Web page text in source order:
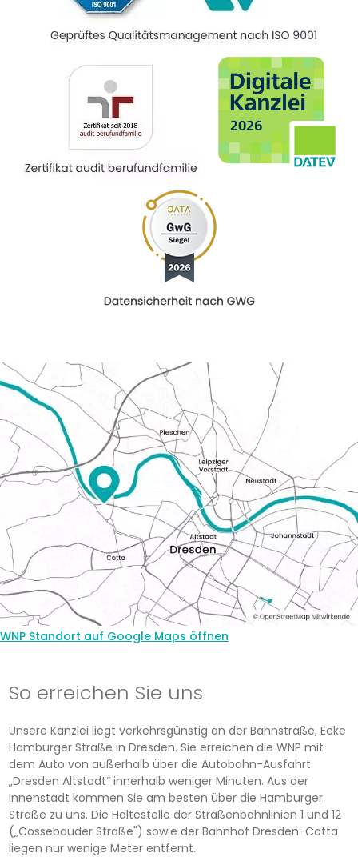
WNP Standort auf Google Maps öffnen
So erreichen Sie uns
Unsere Kanzlei liegt verkehrsgünstig an der Bahnstraße, Ecke
Hamburger Straße in Dresden. Sie erreichen die WNP mit
dem Auto von außerhalb über die Autobahn-Ausfahrt
„Dresden Altstadt“ innerhalb weniger Minuten. Aus der
Innenstadt kommen Sie am besten über die Hamburger
Straße zu uns. Die Haltestelle der Straßenbahnlinien 1 und 12
(„Cossebauder Straße") sowie der Bahnhof Dresden-Cotta
liegen nur wenige Meter entfernt.